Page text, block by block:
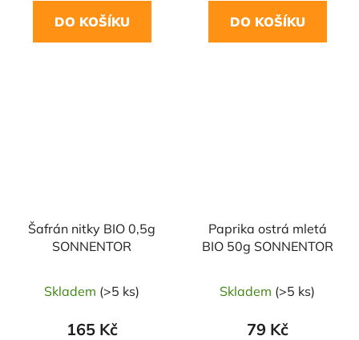
DO KOŠÍKU DO KOŠÍKU
Šafrán nitky BIO 0,5g
SONNENTOR
Skladem (>5 ks)
165 Kč
Paprika ostrá mletá
BIO 50g SONNENTOR
Skladem (>5 ks)
79 Kč